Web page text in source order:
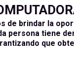
de brindar la
persona tiene
que